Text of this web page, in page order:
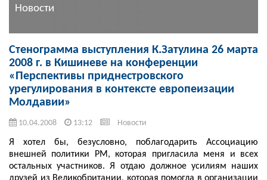
Новости
Стенограмма выступления К.Затулина 26 марта
2008 г. в Кишиневе на конференции
«Перспективы приднестровского
урегулирования в контексте европеизации
Молдавии»
10.04.2008 13:12 Новости
Я хотел бы, безусловно, поблагодарить Ассоциацию
внешней политики РМ, которая пригласила меня и всех
остальных участников. Я отдаю должное усилиям наших